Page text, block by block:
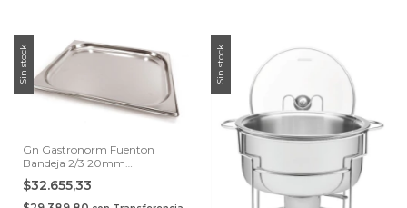
Sin stock
Gn Gastronorm Fuenton
Bandeja 2/3 20mm
Tramontina
$32.655,33
Sin stock